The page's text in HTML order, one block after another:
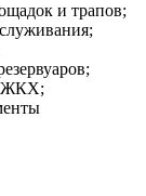
и трапов;
ЖКХ;